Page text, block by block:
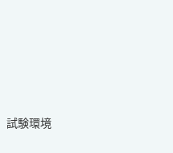
試験環境